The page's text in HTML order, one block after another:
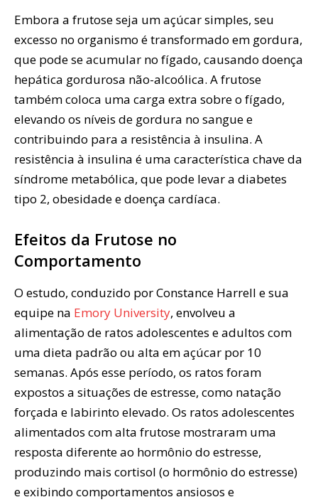
Embora a frutose seja um açúcar simples, seu
excesso no organismo é transformado em gordura,
que pode se acumular no fígado, causando doença
hepática gordurosa não-alcoólica. A frutose
também coloca uma carga extra sobre o fígado,
elevando os níveis de gordura no sangue e
contribuindo para a resistência à insulina. A
resistência à insulina é uma característica chave da
síndrome metabólica, que pode levar a diabetes
tipo 2, obesidade e doença cardíaca.
Efeitos da Frutose no
Comportamento
O estudo, conduzido por Constance Harrell e sua
equipe na Emory University, envolveu a
alimentação de ratos adolescentes e adultos com
uma dieta padrão ou alta em açúcar por 10
semanas. Após esse período, os ratos foram
expostos a situações de estresse, como natação
forçada e labirinto elevado. Os ratos adolescentes
alimentados com alta frutose mostraram uma
resposta diferente ao hormônio do estresse,
produzindo mais cortisol (o hormônio do estresse)
e exibindo comportamentos ansiosos e